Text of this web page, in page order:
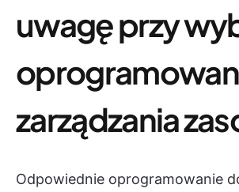
uwagę przy
zarządzania
Odpowiednie oprogramowanie